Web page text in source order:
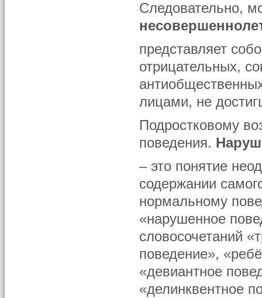
Следовательно,
представляет
отрицательных,
лицами, не
Подростковому
поведения.
– это понятие
содержании
нормальному
«нарушенное
словосочетаний
поведение»,
«девиантное
«делинквентное